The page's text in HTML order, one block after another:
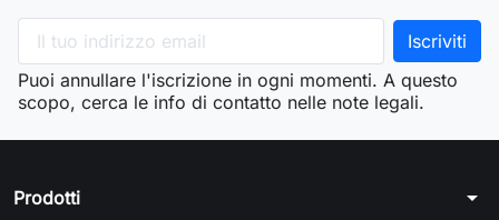
Puoi annullare l'iscrizione in ogni momenti. A questo
scopo, cerca le info di contatto nelle note legali.
Prodotti arrow_drop_down